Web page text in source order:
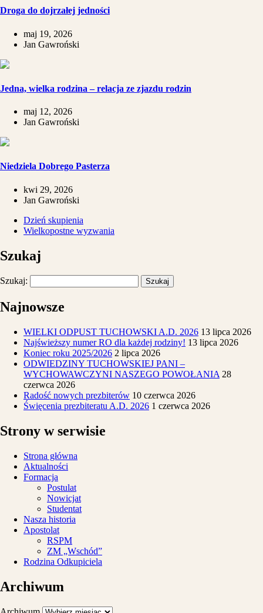
Droga do dojrzałej jedności
maj 19, 2026
Jan Gawroński
​Jedna, wielka rodzina – relacja ze zjazdu rodzin
maj 12, 2026
Jan Gawroński
Niedziela Dobrego Pasterza
kwi 29, 2026
Jan Gawroński
Dzień skupienia
Wielkopostne wyzwania
Szukaj
Szukaj:
Najnowsze
WIELKI ODPUST TUCHOWSKI A.D. 2026 13 lipca 2026
Najświeższy numer RO dla każdej rodziny! 13 lipca 2026
Koniec roku 2025/2026 2 lipca 2026
ODWIEDZINY TUCHOWSKIEJ PANI –
WYCHOWAWCZYNI NASZEGO POWOŁANIA 28
czerwca 2026
Radość nowych prezbiterów 10 czerwca 2026
Święcenia prezbiteratu A.D. 2026 1 czerwca 2026
Strony w serwisie
Strona główna
Aktualności
Formacja
Postulat
Nowicjat
Studentat
Nasza historia
Apostolat
RSPM
ZM „Wschód”
Rodzina Odkupiciela
Archiwum